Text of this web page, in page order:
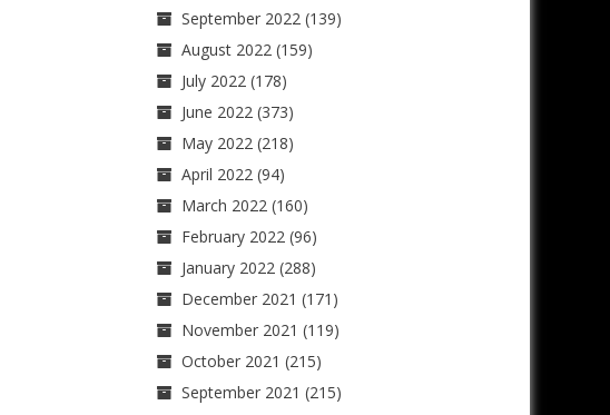
September 2022(139)
August 2022(159)
July 2022(178)
June 2022(373)
May 2022(218)
April 2022(94)
March 2022(160)
February 2022(96)
January 2022(288)
December 2021 (171)
November 2021 (119)
October 2021 (215)
September 2021 (215)